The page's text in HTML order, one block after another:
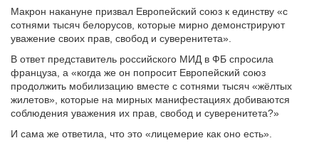
Макрон накануне призвал Европейский союз к единству «с
сотнями тысяч белорусов, которые мирно демонстрируют
уважение своих прав, свобод и суверенитета».
В ответ представитель российского МИД в ФБ спросила
француза, а «когда же он попросит Европейский союз
продолжить мобилизацию вместе с сотнями тысяч «жёлтых
жилетов», которые на мирных манифестациях добиваются
соблюдения уважения их прав, свобод и суверенитета?»
И сама же ответила, что это «лицемерие как оно есть».